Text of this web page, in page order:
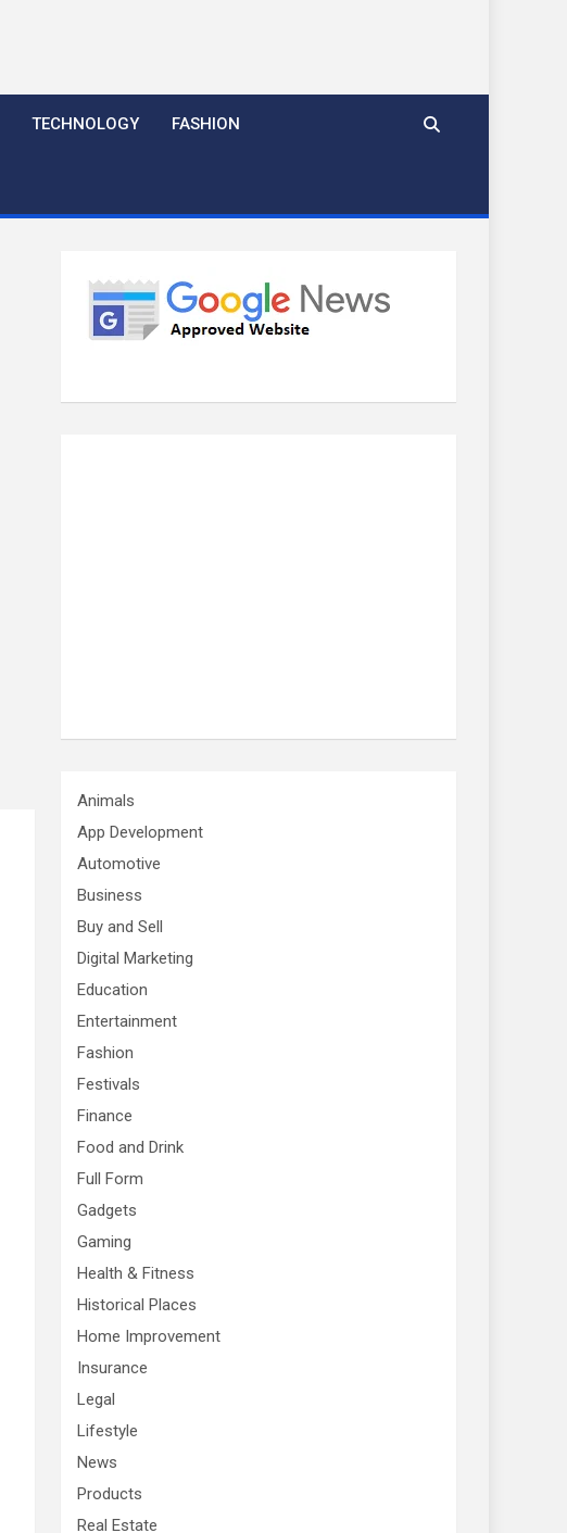
TECHNOLOGY FASHION
Animals
App Development
Automotive
Business
Buy and Sell
Digital Marketing
Education
Entertainment
Fashion
Festivals
Finance
Food and Drink
Full Form
Gadgets
Gaming
Health & Fitness
Historical Places
Home Improvement
Insurance
Legal
Lifestyle
News
Products
Real Estate